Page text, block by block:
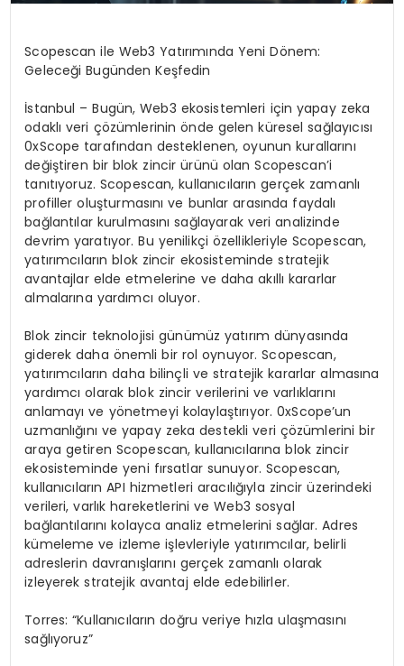
Scopescan ile Web3 Yatırımında Yeni Dönem:
Geleceği Bugünden Keşfedin
İstanbul – Bugün, Web3 ekosistemleri için yapay zeka
odaklı veri çözümlerinin önde gelen küresel sağlayıcısı
0xScope tarafından desteklenen, oyunun kurallarını
değiştiren bir blok zincir ürünü olan Scopescan’i
tanıtıyoruz. Scopescan, kullanıcıların gerçek zamanlı
profiller oluşturmasını ve bunlar arasında faydalı
bağlantılar kurulmasını sağlayarak veri analizinde
devrim yaratıyor. Bu yenilikçi özellikleriyle Scopescan,
yatırımcıların blok zincir ekosisteminde stratejik
avantajlar elde etmelerine ve daha akıllı kararlar
almalarına yardımcı oluyor.
Blok zincir teknolojisi günümüz yatırım dünyasında
giderek daha önemli bir rol oynuyor. Scopescan,
yatırımcıların daha bilinçli ve stratejik kararlar almasına
yardımcı olarak blok zincir verilerini ve varlıklarını
anlamayı ve yönetmeyi kolaylaştırıyor. 0xScope’un
uzmanlığını ve yapay zeka destekli veri çözümlerini bir
araya getiren Scopescan, kullanıcılarına blok zincir
ekosisteminde yeni fırsatlar sunuyor. Scopescan,
kullanıcıların API hizmetleri aracılığıyla zincir üzerindeki
verileri, varlık hareketlerini ve Web3 sosyal
bağlantılarını kolayca analiz etmelerini sağlar. Adres
kümeleme ve izleme işlevleriyle yatırımcılar, belirli
adreslerin davranışlarını gerçek zamanlı olarak
izleyerek stratejik avantaj elde edebilirler.
Torres: “Kullanıcıların doğru veriye hızla ulaşmasını
sağlıyoruz”